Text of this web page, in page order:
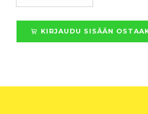
KIRJAUDU SISÄÄN